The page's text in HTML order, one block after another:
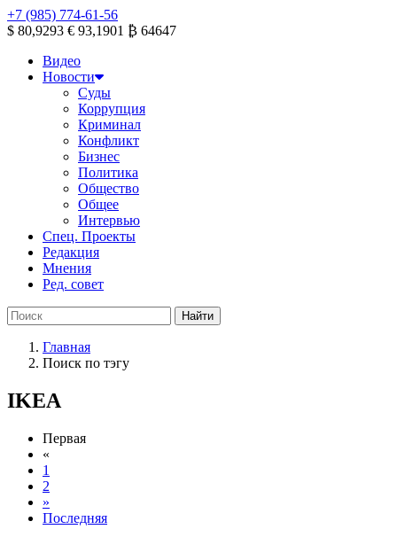
+7 (985) 774-61-56
$ 80,9293 € 93,1901 ₿ 64647
Видео
Новости
Суды
Коррупция
Криминал
Конфликт
Бизнес
Политика
Общество
Общее
Интервью
Спец. Проекты
Редакция
Мнения
Ред. совет
Главная
Поиск по тэгу
IKEA
Первая
«
1
2
»
Последняя